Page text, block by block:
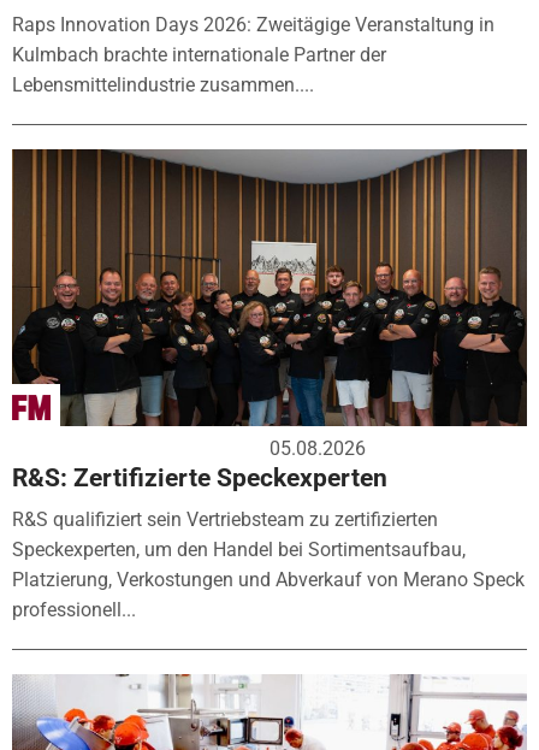
Raps Innovation Days 2026: Zweitägige Veranstaltung in
Kulmbach brachte internationale Partner der
Lebensmittelindustrie zusammen....
05.08.2026
R&S: Zertifizierte Speckexperten
R&S qualifiziert sein Vertriebsteam zu zertifizierten
Speckexperten, um den Handel bei Sortimentsaufbau,
Platzierung, Verkostungen und Abverkauf von Merano Speck
professionell...